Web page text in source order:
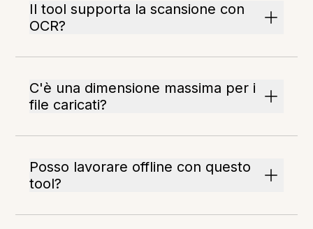
Il tool supporta la scansione con
OCR?
C'è una dimensione massima per i
file caricati?
Posso lavorare offline con questo
tool?